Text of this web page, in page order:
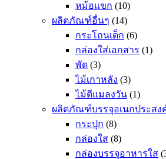
หม้อแขก (10)
ผลิตภัณฑ์อื่นๆ (14)
กระโถนเด็ก (6)
กล่องใส่เอกสาร (1)
พัด (3)
ไม้เกาหลัง (3)
ไม้ตีแมลงวัน (1)
ผลิตภัณฑ์บรรจุอเนกประสง
กระปุก (8)
กล่องใส (8)
กล่องบรรจุอาหารใส